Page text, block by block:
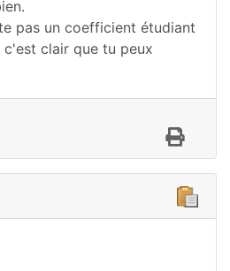
pas un coefficient étudiant
clair que tu peux